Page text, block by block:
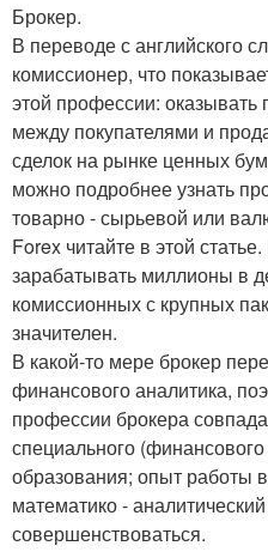
Брокер.
В переводе с английского
комиссионер, что
этой профессии: оказывать
между покупателями и
сделок на рынке ценных
можно подробнее узнать
товарно - сырьевой или
Forex читайте в этой
зарабатывать миллионы в
комиссионных с крупных
значителен.
В какой-то мере брокер
финансового аналитика,
профессии брокера
специального
образования; опыт работы
математико -
совершенствоваться.